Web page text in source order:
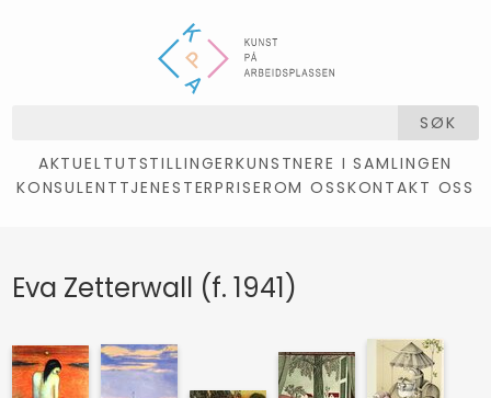
SØK
AKTUELTUTSTILLINGERKUNSTNERE I SAMLINGEN
KONSULENTTJENESTERPRISEROM OSSKONTAKT OSS
Eva Zetterwall (f. 1941)